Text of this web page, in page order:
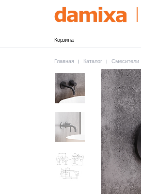
Корзина
Главная Каталог Смесители